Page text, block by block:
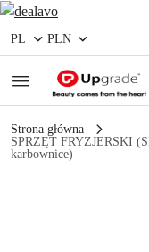
Przejdź do treści
Przejdź do
Przejdź do moje
Przejdź do menu
Przejdź do opisu
Przejdź do stopki
PL |PLN
Strona główna
SPRZĘT FRYZJERSKI
karbownice)